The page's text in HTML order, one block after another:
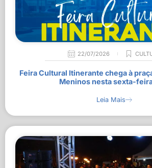
22/07/2026
Feira Cultural Itinerante chega à
Meninos nesta sexta-
Leia Mais